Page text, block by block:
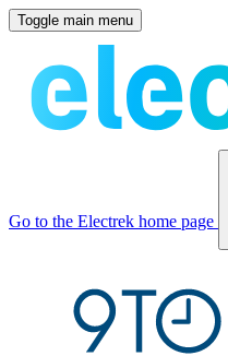
Toggle main menu
Go to the Electrek home page